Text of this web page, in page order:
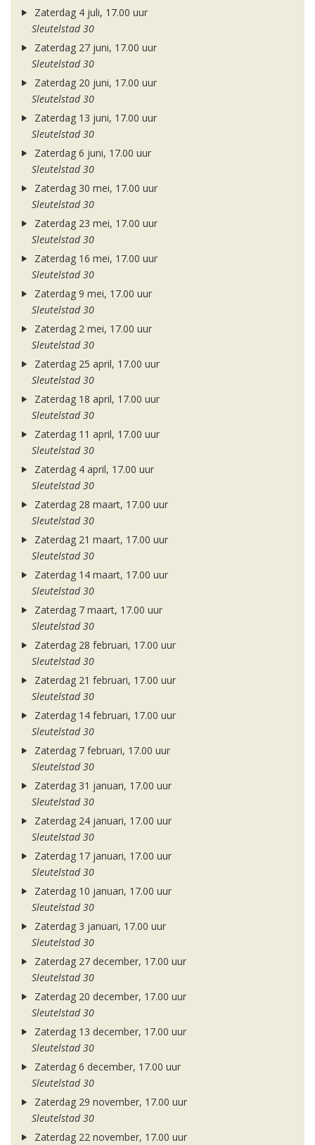
Zaterdag 4 juli, 17.00 uur
Sleutelstad 30
Zaterdag 27 juni, 17.00 uur
Sleutelstad 30
Zaterdag 20 juni, 17.00 uur
Sleutelstad 30
Zaterdag 13 juni, 17.00 uur
Sleutelstad 30
Zaterdag 6 juni, 17.00 uur
Sleutelstad 30
Zaterdag 30 mei, 17.00 uur
Sleutelstad 30
Zaterdag 23 mei, 17.00 uur
Sleutelstad 30
Zaterdag 16 mei, 17.00 uur
Sleutelstad 30
Zaterdag 9 mei, 17.00 uur
Sleutelstad 30
Zaterdag 2 mei, 17.00 uur
Sleutelstad 30
Zaterdag 25 april, 17.00 uur
Sleutelstad 30
Zaterdag 18 april, 17.00 uur
Sleutelstad 30
Zaterdag 11 april, 17.00 uur
Sleutelstad 30
Zaterdag 4 april, 17.00 uur
Sleutelstad 30
Zaterdag 28 maart, 17.00 uur
Sleutelstad 30
Zaterdag 21 maart, 17.00 uur
Sleutelstad 30
Zaterdag 14 maart, 17.00 uur
Sleutelstad 30
Zaterdag 7 maart, 17.00 uur
Sleutelstad 30
Zaterdag 28 februari, 17.00 uur
Sleutelstad 30
Zaterdag 21 februari, 17.00 uur
Sleutelstad 30
Zaterdag 14 februari, 17.00 uur
Sleutelstad 30
Zaterdag 7 februari, 17.00 uur
Sleutelstad 30
Zaterdag 31 januari, 17.00 uur
Sleutelstad 30
Zaterdag 24 januari, 17.00 uur
Sleutelstad 30
Zaterdag 17 januari, 17.00 uur
Sleutelstad 30
Zaterdag 10 januari, 17.00 uur
Sleutelstad 30
Zaterdag 3 januari, 17.00 uur
Sleutelstad 30
Zaterdag 27 december, 17.00 uur
Sleutelstad 30
Zaterdag 20 december, 17.00 uur
Sleutelstad 30
Zaterdag 13 december, 17.00 uur
Sleutelstad 30
Zaterdag 6 december, 17.00 uur
Sleutelstad 30
Zaterdag 29 november, 17.00 uur
Sleutelstad 30
Zaterdag 22 november, 17.00 uur